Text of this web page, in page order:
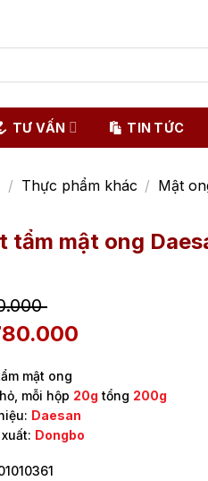
TƯ VẤN TIN TỨC
/ Thực phẩm khác / Mật
tẩm mật ong
mật ong
mỗi hộp 20g tổng 200g
Daesan
Dongbo